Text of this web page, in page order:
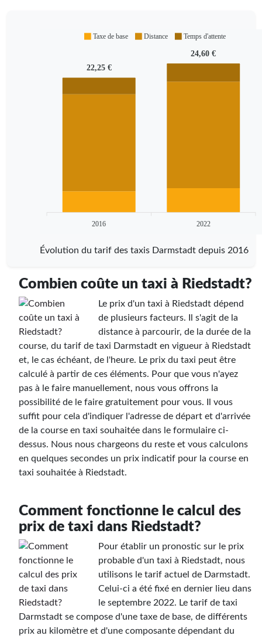
22,25 €
24,60 €
2016 2022
Taxe de base Distance Temps d'attente
Évolution du tarif des taxis Darmstadt depuis 2016
Combien coûte un taxi à Riedstadt?
Le prix d'un taxi à Riedstadt dépend
de plusieurs facteurs. Il s'agit de la
distance à parcourir, de la durée de la
course, du tarif de taxi Darmstadt en vigueur à Riedstadt
et, le cas échéant, de l'heure. Le prix du taxi peut être
calculé à partir de ces éléments. Pour que vous n'ayez
pas à le faire manuellement, nous vous offrons la
possibilité de le faire gratuitement pour vous. Il vous
suffit pour cela d'indiquer l'adresse de départ et d'arrivée
de la course en taxi souhaitée dans le formulaire ci-
dessus. Nous nous chargeons du reste et vous calculons
en quelques secondes un prix indicatif pour la course en
taxi souhaitée à Riedstadt.
Comment fonctionne le calcul des
prix de taxi dans Riedstadt?
Pour établir un pronostic sur le prix
probable d'un taxi à Riedstadt, nous
utilisons le tarif actuel de Darmstadt.
Celui-ci a été fixé en dernier lieu dans
le septembre 2022. Le tarif de taxi
Darmstadt se compose d'une taxe de base, de différents
prix au kilomètre et d'une composante dépendant du